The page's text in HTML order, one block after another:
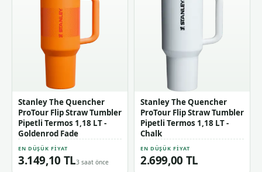
Stanley The Quencher
ProTour Flip Straw Tumbler
Pipetli Termos 1,18 LT -
Goldenrod Fade
EN DÜŞÜK FIYAT
3.149,10 TL3 saat önce
Stanley The Quencher
ProTour Flip Straw Tumbler
Pipetli Termos 1,18 LT -
Chalk
EN DÜŞÜK FIYAT
2.699,00 TL